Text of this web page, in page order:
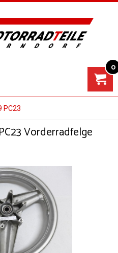
0
PC23
Vorderradfelge